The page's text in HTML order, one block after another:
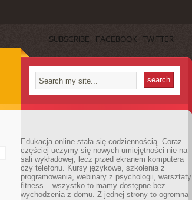
SUBSCRIBE FACEBOOK TWITTER
Edukacja online stała się codziennością. Coraz
częściej uczymy się nowych umiejętności nie na
sali wykładowej, lecz przed ekranem komputera
czy telefonu. Kursy językowe, szkolenia z
programowania, webinary z psychologii, warsztaty
fitness – wszystko to mamy dostępne bez
wychodzenia z domu. Z jednej strony to ogromna